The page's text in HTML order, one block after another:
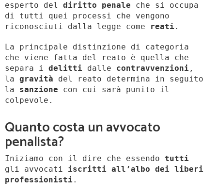
esperto del diritto penale che si occupa
di tutti quei processi che vengono
riconosciuti dalla legge come
reati .
La principale distinzione di categoria
che viene fatta del reato è quella che
separa i delitti dalle contravvenzioni ,
la gravità del reato determina in seguito
la sanzione con cui sarà punito il
colpevole.
Quanto costa un avvocato
penalista?
Iniziamo con il dire che essendo tutti
gli avvocati iscritti all’albo dei liberi
professionisti .